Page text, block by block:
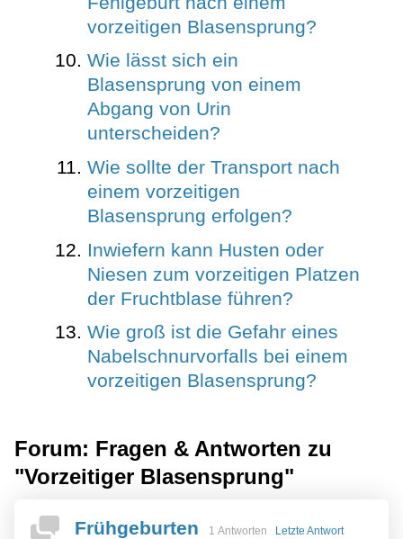
vorzeitigen Blasensprung?
Wie lässt sich ein
Blasensprung von einem
Abgang von Urin
unterscheiden?
Wie sollte der Transport nach
einem vorzeitigen
Blasensprung erfolgen?
Inwiefern kann Husten oder
Niesen zum vorzeitigen Platzen
der Fruchtblase führen?
Wie groß ist die Gefahr eines
Nabelschnurvorfalls bei einem
vorzeitigen Blasensprung?
Forum: Fragen & Antworten zu
"Vorzeitiger Blasensprung"
Frühgeburten 1 Antworten Letzte Antwort